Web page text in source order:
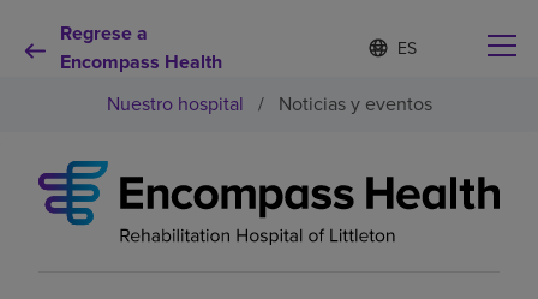
Regrese a
Encompass Health
Lista
de
contraída
d
o
s
e
e
Por qué debe elegirnos
Nuestro hospital / Noticias y eventos